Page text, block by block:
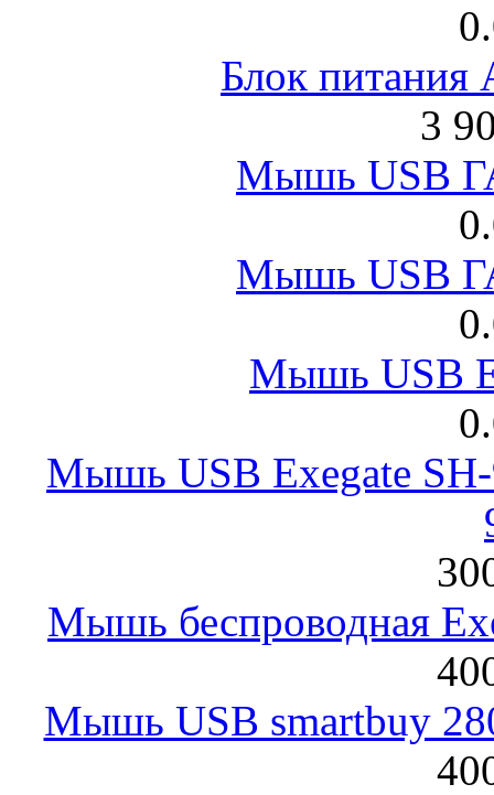
Блок питания
3
Мышь USB
Мышь USB
Мышь USB
Мышь USB Exegate
Мышь беспроводная
Мышь USB smartbuy